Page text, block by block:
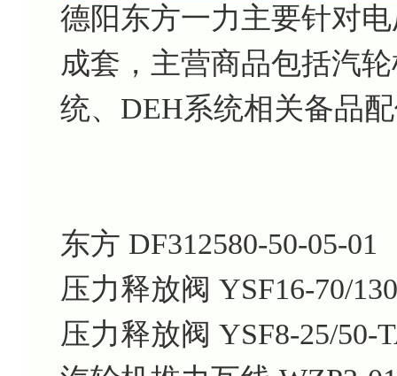
德阳东方一力主要针对
成套，主营商品包括汽
统、DEH系统相关备品
东方 DF312580-50-05-01
压力释放阀 YSF16-70/
压力释放阀 YSF8-25/50-